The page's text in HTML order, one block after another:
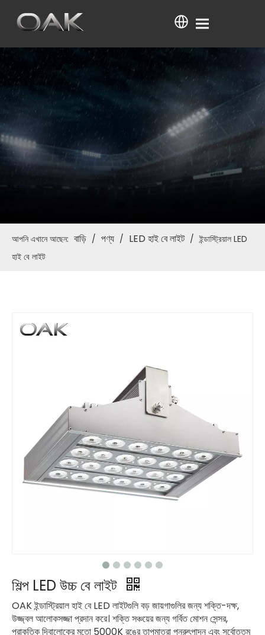
আপনি এখানে আছেন: বাড়ি / পণ্য / LED হাই বে লাইট / ইন্ডাস্ট্রিয়াল LED
হাই বে লাইট
শিল্প LED উচ্চ বে লাইট
OAK ইন্ডাস্ট্রিয়াল হাই বে LED লাইটগুলি বড় জায়গাগুলির জন্য শক্তি-দক্ষ,
উজ্জ্বল আলোকসজ্জা প্রদান করে। শক্তি সঞ্চয়ের জন্য গর্বিত মোশন সেন্সর,
প্রাকৃতিক দিবালোকের মতো 5000K রঙের তাপমাত্রা পুনরুৎপাদন এবং সর্বোত্তম